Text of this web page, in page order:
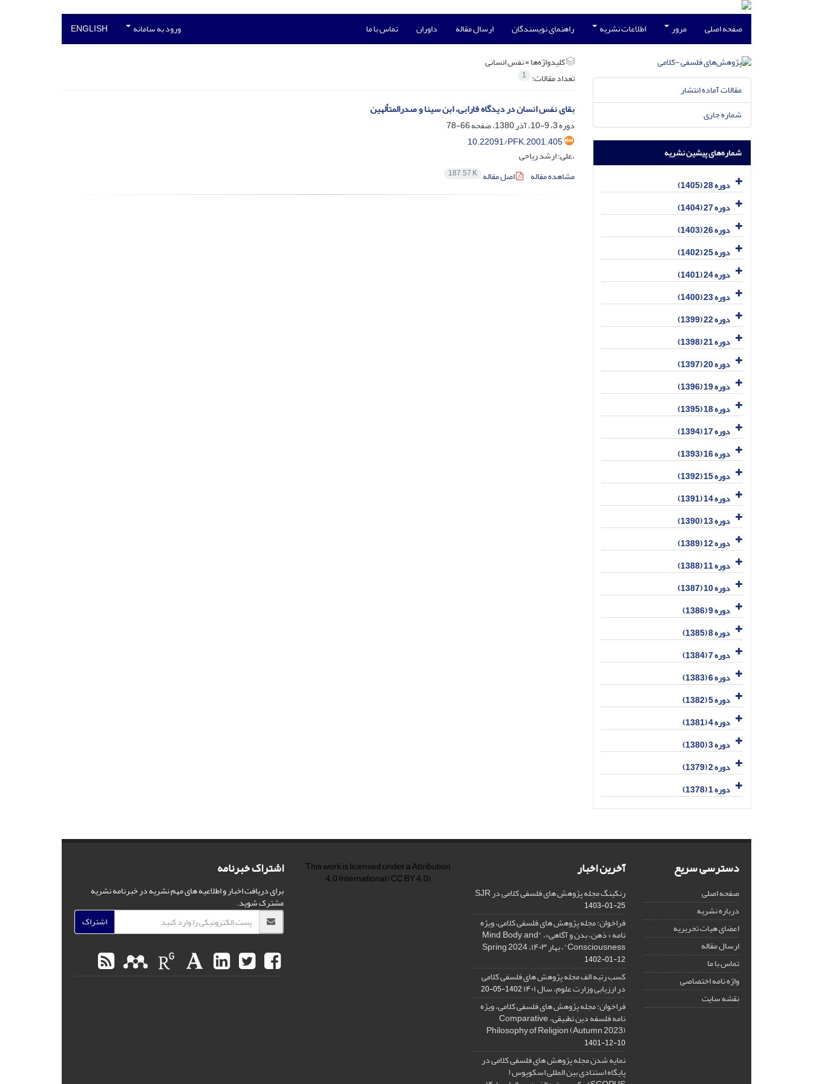
صفحه اصلی مرور اطلاعات نشریه راهنمای نویسندگان ارسال مقاله داوران تماس با ما ورود به سامانه ENGLISH
کلیدواژه‌ها =نفس انسانی
تعداد مقالات: 1
بقای نفس انسان در دیدگاه فارابی، ابن سینا و صدرالمتألهین
دوره 3، 9-10، آذر 1380، صفحه
66-78
10.22091/PFK.2001.405
،علی؛ ارشد ریاحی
مشاهده مقاله
اصل مقاله 187.57 K
مقالات آماده انتشار
شماره جاری
شماره‌های پیشین نشریه
دوره 28 (1405)
دوره 27 (1404)
دوره 26 (1403)
دوره 25 (1402)
دوره 24 (1401)
دوره 23 (1400)
دوره 22 (1399)
دوره 21 (1398)
دوره 20 (1397)
دوره 19 (1396)
دوره 18 (1395)
دوره 17 (1394)
دوره 16 (1393)
دوره 15 (1392)
دوره 14 (1391)
دوره 13 (1390)
دوره 12 (1389)
دوره 11 (1388)
دوره 10 (1387)
دوره 9 (1386)
دوره 8 (1385)
دوره 7 (1384)
دوره 6 (1383)
دوره 5 (1382)
دوره 4 (1381)
دوره 3 (1380)
دوره 2 (1379)
دوره 1 (1378)
دسترسی سریع
صفحه اصلی
درباره نشریه
اعضای هیات تحریریه
ارسال مقاله
تماس با ما
واژه نامه اختصاصی
نقشه سایت
آخرین اخبار
رنکینگ مجله پژوهش های فلسفی کلامی در SJR
1403-01-25
فراخوان: مجله پژوهش های فلسفی کلامی، ویژه
نامه « ذهن، بدن و آگاهی»، "Mind, Body, and
Consciousness"، بهار ۱۴۰۳، Spring 2024
1402-01-12
کسب رتبه الف مجله پژوهش های فلسفی کلامی
در ارزیابی وزارت علوم، سال ۱۴۰۱ 1402-05-20
فراخوان: مجله پژوهش های فلسفی کلامی، ویژه
نامه فلسفه دین تطبیقی، ,Comparative
Philosophy of Religion (Autumn 2023)
1401-12-10
نمایه شدن مجله پژوهش های فلسفی کلامی در
پایگاه استنادی بین المللی اسکوپوس (
This work is licensed under aAttribution
4.0 International(CC BY 4.0) اشتراک خبرنامه
برای دریافت اخبار و اطلاعیه های مهم نشریه در خبرنامه نشریه
مشترک شوید.
اشتراک